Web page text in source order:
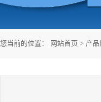
您当前的位置： 网站首页 > 产